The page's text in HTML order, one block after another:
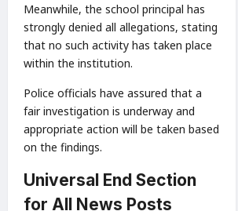
Meanwhile, the school principal has
strongly denied all allegations, stating
that no such activity has taken place
within the institution.
Police officials have assured that a
fair investigation is underway and
appropriate action will be taken based
on the findings.
Universal End Section
for All News Posts